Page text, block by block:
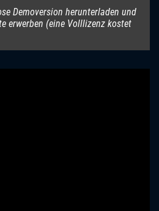
Demoversion herunterladen und
erwerben (eine Volllizenz kostet